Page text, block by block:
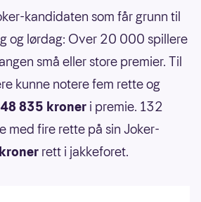
kandidaten som får grunn til
og lørdag: Over 20 000 spillere
små eller store premier. Til
kunne notere fem rette og
48 835 kroner i premie. 132
med fire rette på sin Joker-
rett i jakkeforet.